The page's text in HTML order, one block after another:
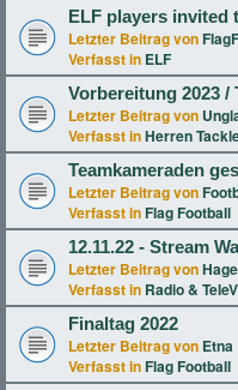
ELF players invited
Letzter Beitrag von
Verfasst in ELF
Vorbereitung 2023 /
Letzter Beitrag von
Verfasst inHerren
Teamkameraden
Letzter Beitrag von
Verfasst in Flag Football
12.11.22 - Stream
Letzter Beitrag von
Verfasst in Radio &
Finaltag 2022
Letzter Beitrag von Etna
Verfasst in Flag Football